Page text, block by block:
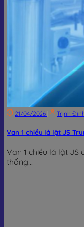
21/04/2026 | Trịnh
Van 1 chiều lá lật JS
Van 1 chiều lá lật JS
thống...